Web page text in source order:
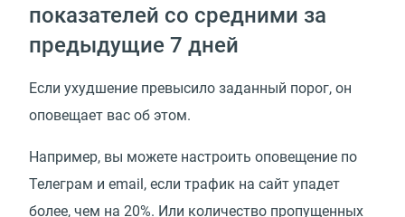
показателей со средними за
предыдущие 7 дней
Если ухудшение превысило заданный порог, он
оповещает вас об этом.
Например, вы можете настроить оповещение по
Телеграм и email, если трафик на сайт упадет
более, чем на 20%. Или количество пропущенных